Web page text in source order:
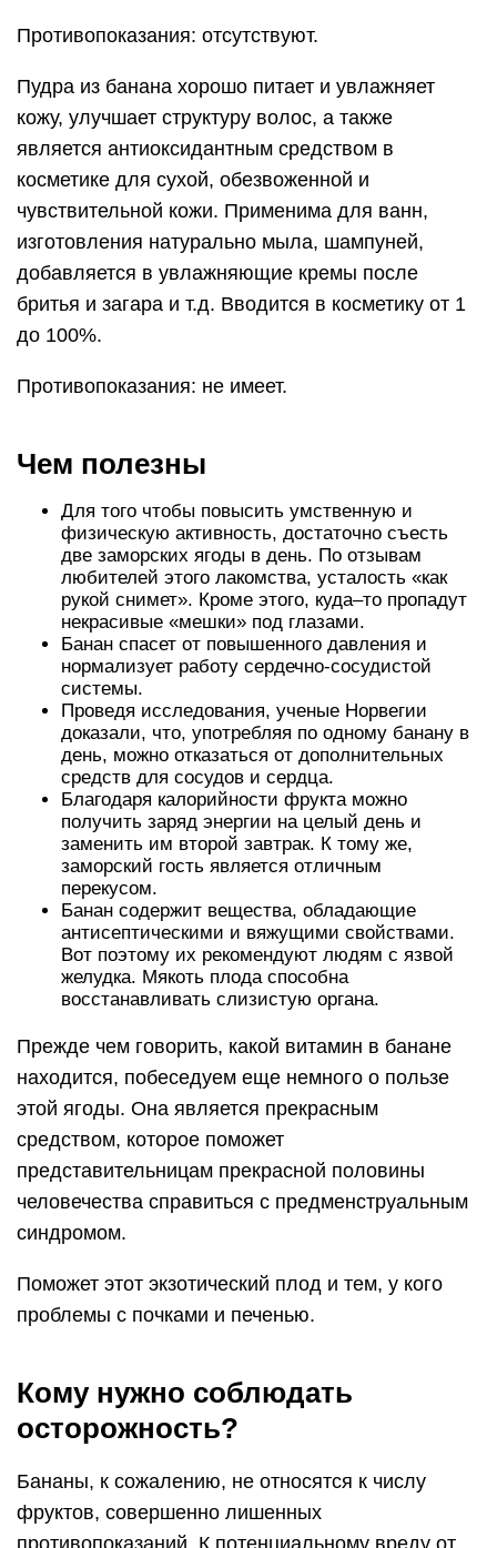
Противопоказания: отсутствуют.
Пудра из банана хорошо питает и увлажняет
кожу, улучшает структуру волос, а также
является антиоксидантным средством в
косметике для сухой, обезвоженной и
чувствительной кожи. Применима для ванн,
изготовления натурально мыла, шампуней,
добавляется в увлажняющие кремы после
бритья и загара и т.д. Вводится в косметику от 1
до 100%.
Противопоказания: не имеет.
Чем полезны
Для того чтобы повысить умственную и
физическую активность, достаточно съесть
две заморских ягоды в день. По отзывам
любителей этого лакомства, усталость «как
рукой снимет». Кроме этого, куда–то пропадут
некрасивые «мешки» под глазами.
Банан спасет от повышенного давления и
нормализует работу сердечно-сосудистой
системы.
Проведя исследования, ученые Норвегии
доказали, что, употребляя по одному банану в
день, можно отказаться от дополнительных
средств для сосудов и сердца.
Благодаря калорийности фрукта можно
получить заряд энергии на целый день и
заменить им второй завтрак. К тому же,
заморский гость является отличным
перекусом.
Банан содержит вещества, обладающие
антисептическими и вяжущими свойствами.
Вот поэтому их рекомендуют людям с язвой
желудка. Мякоть плода способна
восстанавливать слизистую органа.
Прежде чем говорить, какой витамин в банане
находится, побеседуем еще немного о пользе
этой ягоды. Она является прекрасным
средством, которое поможет
представительницам прекрасной половины
человечества справиться с предменструальным
синдромом.
Поможет этот экзотический плод и тем, у кого
проблемы с почками и печенью.
Кому нужно соблюдать
осторожность?
Бананы, к сожалению, не относятся к числу
фруктов, совершенно лишенных
противопоказаний. К потенциальному вреду от